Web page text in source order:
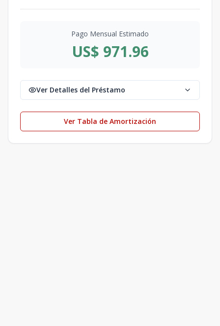
Pago Mensual Estimado
US$ 971.96
Ver Detalles del Préstamo
Ver Tabla de Amortización